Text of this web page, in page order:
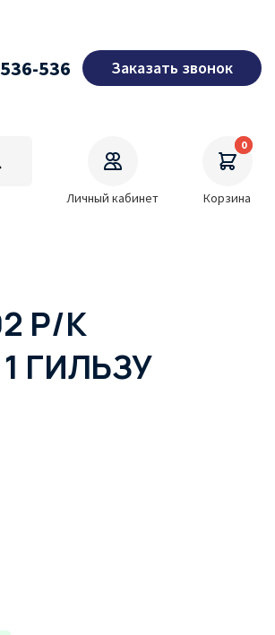
536 Заказать звонок
Личный кабинет
0
Корзина
Р/К
ГИЛЬЗУ